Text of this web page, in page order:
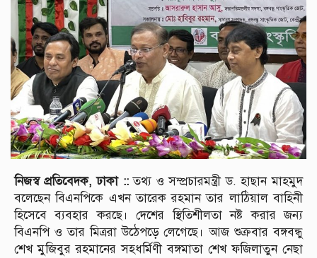
নিজস্ব প্রতিবেদক, ঢাকা ::তথ্য ও সম্প্রচারমন্ত্রী ড. হাছান মাহমুদ
বলেছেন বিএনপিকে এখন তারেক রহমান তার লাঠিয়াল বাহিনী
হিসেবে ব্যবহার করছে। দেশের স্থিতিশীলতা নষ্ট করার জন্য
বিএনপি ও তার মিত্ররা উঠেপড়ে লেগেছে। আজ শুক্রবার বঙ্গবন্ধু
শেখ মুজিবুর রহমানের সহধর্মিণী বঙ্গমাতা শেখ ফজিলাতুন নেছা